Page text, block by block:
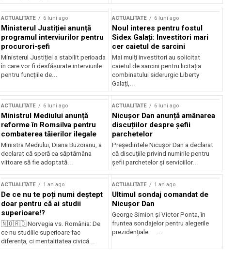
ACTUALITATE 6 luni ago
Ministerul Justiției anunță
programul interviurilor pentru
procurori-șefi
Ministerul Justiției a stabilit perioada
în care vor fi desfășurate interviurile
pentru funcțiile de...
ACTUALITATE 6 luni ago
Noul interes pentru fostul
Sidex Galați: Investitori mari
cer caietul de sarcini
Mai mulți investitori au solicitat
caietul de sarcini pentru licitația
combinatului siderurgic Liberty
Galați,...
ACTUALITATE 6 luni ago
Ministrul Mediului anunță
reforme în Romsilva pentru
combaterea tăierilor ilegale
Ministra Mediului, Diana Buzoianu, a
declarat că speră ca săptămâna
viitoare să fie adoptată...
ACTUALITATE 6 luni ago
Nicușor Dan anunță amânarea
discuțiilor despre șefii
parchetelor
Președintele Nicușor Dan a declarat
că discuțiile privind numirile pentru
șefii parchetelor și serviciilor...
ACTUALITATE 1 an ago
De ce nu te poți numi deștept
doar pentru că ai studii
superioare!?
🇳🇴🇷🇴 Norvegia vs. România: De
ce nu studiile superioare fac
diferența, ci mentalitatea civică...
ACTUALITATE 1 an ago
Ultimul sondaj comandat de
Nicușor Dan
George Simion și Victor Ponta, în
fruntea sondajelor pentru alegerile
prezidențiale ...